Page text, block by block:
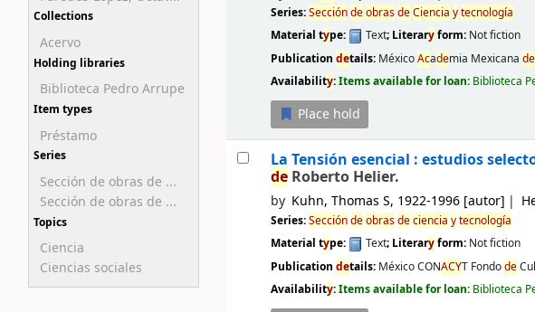
Collections
Acervo
Holding libraries
Biblioteca Pedro Arrupe
Item types
Préstamo
Series
Sección de obras de ...
Sección de obras de ...
Topics
Ciencia
Ciencias sociales
Series:SeccióndeobrasdeCiencia ytecnología
Material type: Text; Literaryform: Not fiction
Publication details: MéxicoAcademia Mexicana de
Availability:Items available for loan: Biblioteca
Place hold
La Tensión esencial : estudios
deRoberto Helier.
by Kuhn, Thomas S, 1922-1996[autor]
Series:Seccióndeobrasdeciencia ytecnología
Material type: Text; Literaryform: Not fiction
Publication details: MéxicoCONACYT Fondode
Availability:Items available for loan: Biblioteca